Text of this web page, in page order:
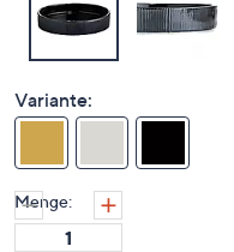
Variante:
Menge: